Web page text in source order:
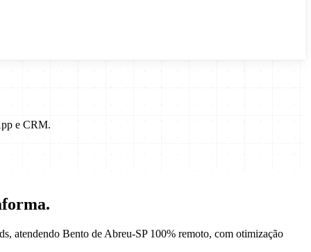
e CRM.
atendendo Bento de Abreu-SP 100% remoto, com otimização